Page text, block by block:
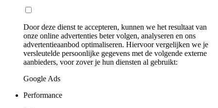
Door deze dienst te accepteren, kunnen we het resultaat van
onze online advertenties beter volgen, analyseren en ons
advertentieaanbod optimaliseren. Hiervoor vergelijken we je
versleutelde persoonlijke gegevens met de volgende externe
aanbieders, voor zover je hun diensten al gebruikt:
Google Ads
Performance